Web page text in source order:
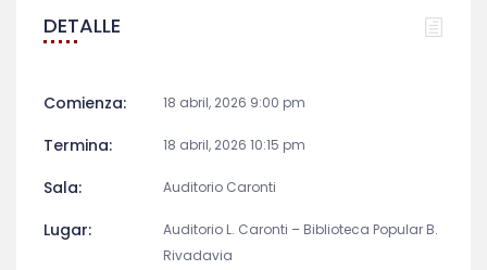
DETALLE
Comienza: 18 abril, 2026 9:00 pm
Termina: 18 abril, 2026 10:15 pm
Sala: Auditorio Caronti
Lugar:
Auditorio L. Caronti – Biblioteca Popular B.
Rivadavia